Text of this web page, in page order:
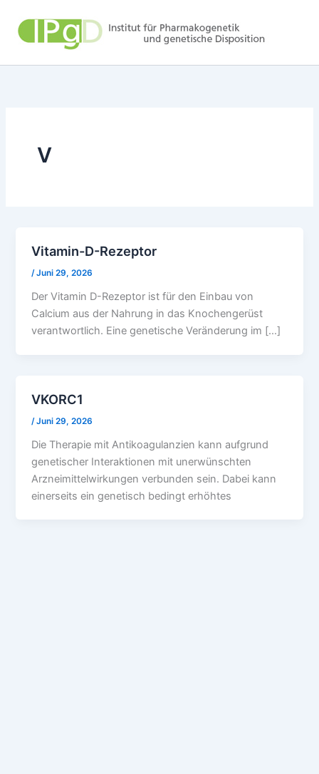
Inhalt
springen
V
Vitamin-D-Rezeptor
/Juni 29, 2026
Der Vitamin D-Rezeptor ist für den Einbau von
Calcium aus der Nahrung in das Knochengerüst
verantwortlich. Eine genetische Veränderung im […]
VKORC1
/Juni 29, 2026
Die Therapie mit Antikoagulanzien kann aufgrund
genetischer Interaktionen mit unerwünschten
Arzneimittelwirkungen verbunden sein. Dabei kann
einerseits ein genetisch bedingt erhöhtes